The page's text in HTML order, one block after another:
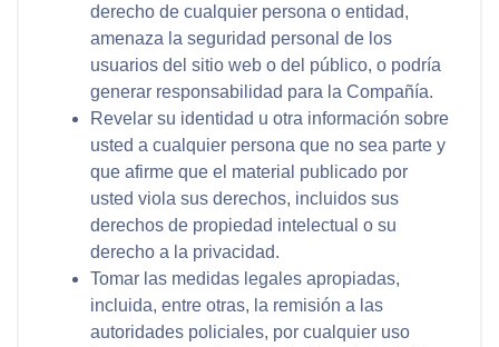
derecho de cualquier persona o entidad,
amenaza la seguridad personal de los
usuarios del sitio web o del público, o podría
generar responsabilidad para la Compañía.
Revelar su identidad u otra información sobre
usted a cualquier persona que no sea parte y
que afirme que el material publicado por
usted viola sus derechos, incluidos sus
derechos de propiedad intelectual o su
derecho a la privacidad.
Tomar las medidas legales apropiadas,
incluida, entre otras, la remisión a las
autoridades policiales, por cualquier uso